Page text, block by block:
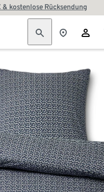
kostenlose Rücksendung